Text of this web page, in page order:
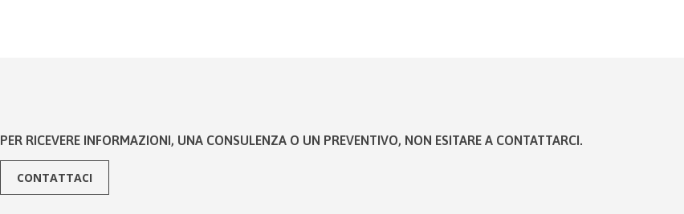
PER RICEVERE INFORMAZIONI, UNA CONSULENZA O UN PREVENTIVO, NON ESITARE A CONTATTARCI.
CONTATTACI